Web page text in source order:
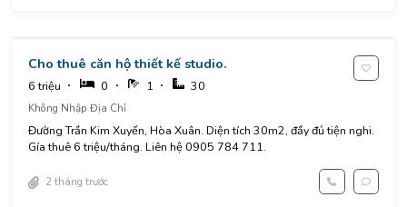
Cho thuê căn hộ thiết kế studio.
6 triệu 0 1 30
Không Nhập Địa Chỉ
Đường Trần Kim Xuyến, Hòa Xuân. Diện tích 30m2, đầy đủ tiện nghi.
Gía thuê 6 triệu/tháng. Liên hệ 0905 784 711.
2 tháng trước